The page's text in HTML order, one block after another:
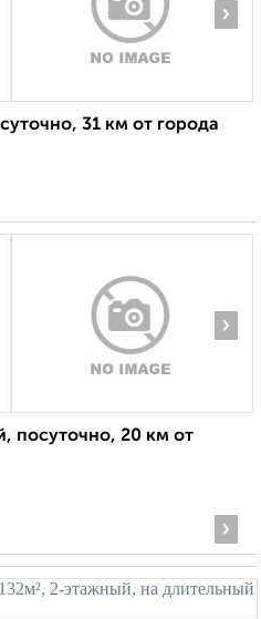
›
31 км от города
›
посуточно, 20 км от
›